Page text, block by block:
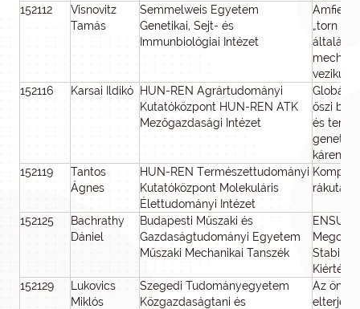
152112
Visnovitz
Tamás
Semmelweis Egyetem
Genetikai, Sejt- és
Immunbiológiai Intézet
„torn
152116
Karsai Ildikó
HUN-REN Agrártudományi
Kutatóközpont HUN-REN ATK
Mezőgazdasági Intézet
Globális
őszi
és
152119
Tantos
Ágnes
HUN-REN Természettudományi
Kutatóközpont Molekuláris
Élettudományi Intézet
152125
Bachrathy
Dániel
Budapesti Műszaki és
Gazdaságtudományi Egyetem
Műszaki Mechanikai Tanszék
152129
Lukovics
Miklós
Szegedi Tudományegyetem
Közgazdaságtani és
Az